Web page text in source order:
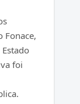
Fonace,
foi